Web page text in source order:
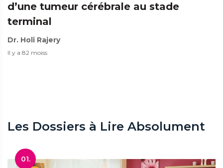
d’une tumeur cérébrale au stade
terminal
Dr. Holi Rajery
Il y a 82 moiss
Les Dossiers à Lire Absolument
01.